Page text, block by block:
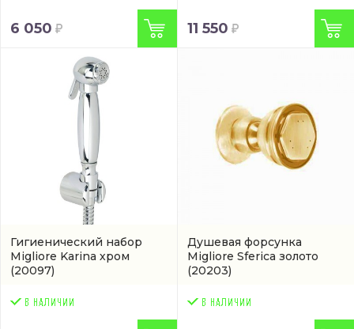
6 050 11 550
Гигиенический набор
Migliore Karina хром
(20097)
Душевая форсунка
Migliore Sferica золото
(20203)